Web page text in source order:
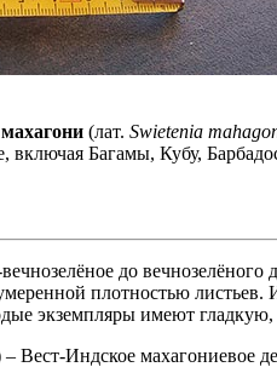
(лат. Swietenia
Багамы, Кубу,
до
плотностью
экземпляры имеют
– Вест-Индское